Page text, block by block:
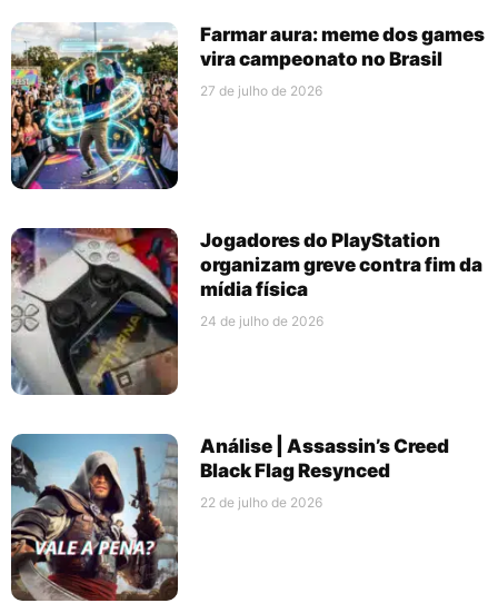
Farmar aura: meme dos games
vira campeonato no Brasil
27 de julho de 2026
Jogadores do PlayStation
organizam greve contra fim da
mídia física
24 de julho de 2026
Análise | Assassin’s Creed
Black Flag Resynced
22 de julho de 2026